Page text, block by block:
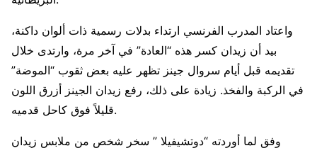
واعتاد المدرب الفرنسي ارتداء بدلات رسمية ذات ألوان داكنة،
بيد أن زيدان كسر هذه “العادة” في آخر مرة، وارتدى خلال
تقديمه قبل أيام سروال جينز تظهر عليه بعض ثقوب “الموضة”
في الركبة والفخذ. زيادة على ذلك، رفع زيدان الجينز أزرق اللون
قليلاً فوق كاحل قدميه.
وفق لما أوردته “دوتشيفيلا ” سخر شخص من ملابس زيدان